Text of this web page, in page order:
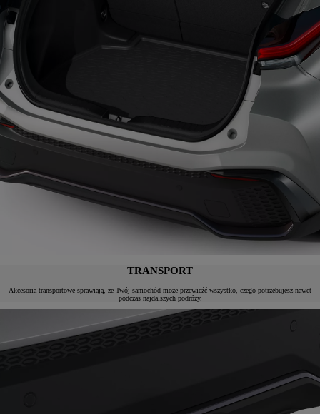
TRANSPORT
Akcesoria transportowe sprawiają, że Twój samochód może przewieźć wszystko, czego potrzebujesz nawet
podczas najdalszych podróży.